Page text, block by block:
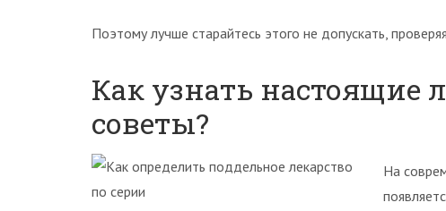
Поэтому лучше старайтесь этого не допускать,
Как узнать настоящие
советы?
На